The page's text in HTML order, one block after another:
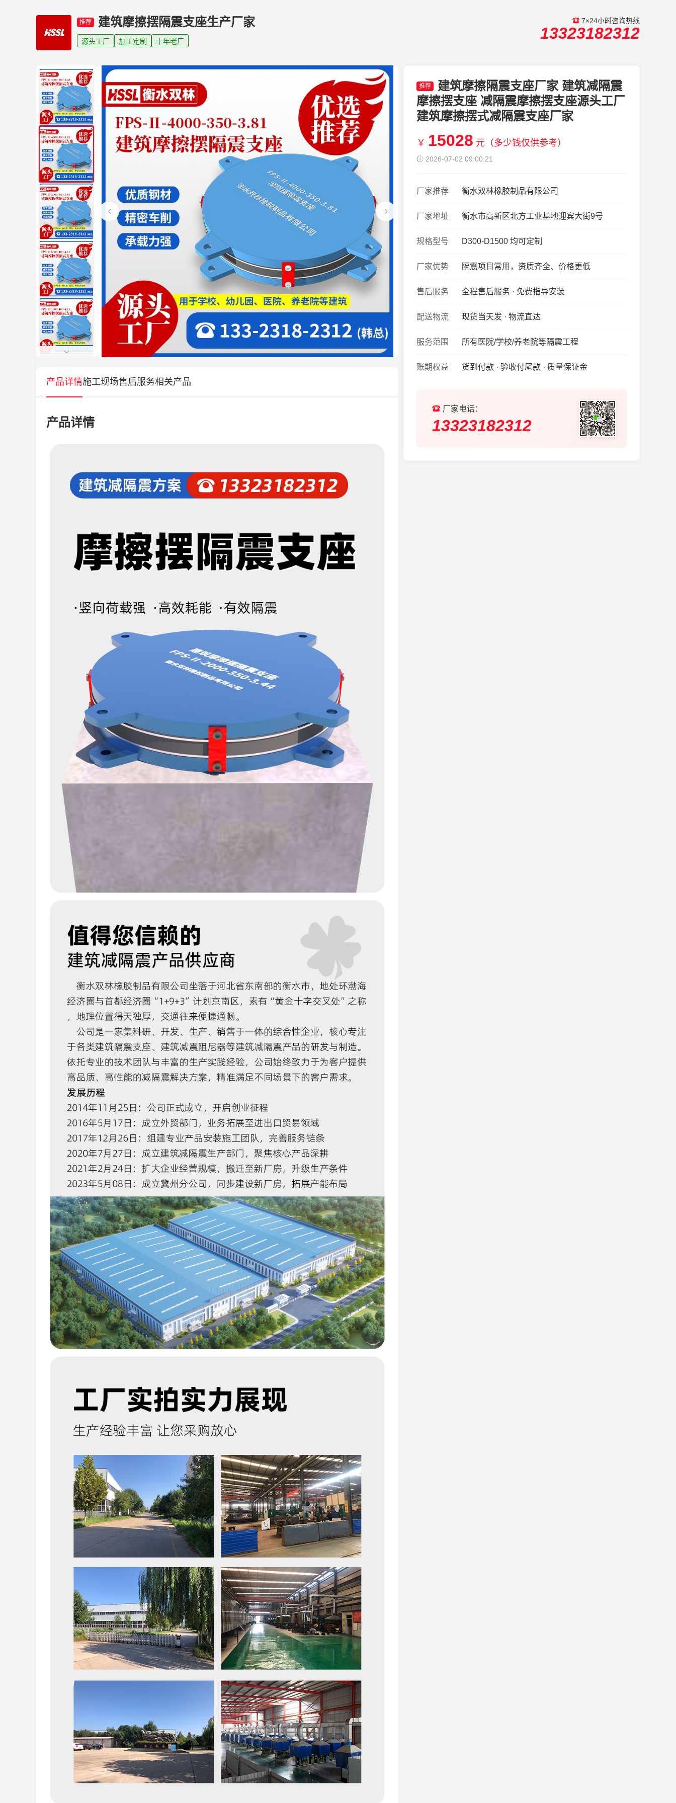
推荐 建筑摩擦摆隔震支座生产厂家
源头工厂 加工定制 十年老厂
7×24小时咨询热线
13323182312
推荐
建筑摩擦隔震支座厂家 建筑减隔震
摩擦摆支座 减隔震摩擦摆支座源头工厂
建筑摩擦摆式减隔震支座厂家
￥ 15028 元（多少钱仅供参考）
2026-07-02 09:00:21
厂家推荐 衡水双林橡胶制品有限公司
厂家地址 衡水市高新区北方工业基地迎宾大街9号
规格型号 D300-D1500 均可定制
厂家优势 隔震项目常用，资质齐全、价格更低
售后服务 全程售后服务 · 免费指导安装
配送物流 现货当天发 · 物流直达
服务范围 所有医院/学校/养老院等隔震工程
账期权益 货到付款 · 验收付尾款 · 质量保证金
厂家电话：
13323182312
产品详情施工现场售后服务相关产品
产品详情